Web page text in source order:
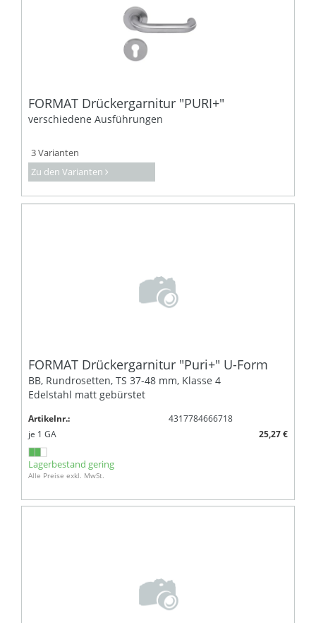
FORMAT Drückergarnitur "PURI+"
verschiedene Ausführungen
3 Varianten
Zu den Varianten
FORMAT Drückergarnitur "Puri+" U-Form
BB, Rundrosetten, TS 37-48 mm, Klasse 4
Edelstahl matt gebürstet
Artikelnr.:
4317784666718
je 1 GA 25,27 €
Lagerbestand gering
Alle Preise exkl. MwSt.